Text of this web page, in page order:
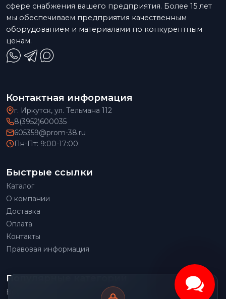
сфере снабжения вашего предприятия. Более 15 лет
мы обеспечиваем предприятия качественным
оборудованием и материалами по конкурентным
ценам.
Контактная информация
г. Иркутск, ул. Тельмана 112
8(3952)600035
605359@prom-38.ru
Пн-Пт: 9:00-17:00
Быстрые ссылки
Каталог
О компании
Доставка
Оплата
Контакты
Правовая информация
Популярные категории
Весовое оборудование